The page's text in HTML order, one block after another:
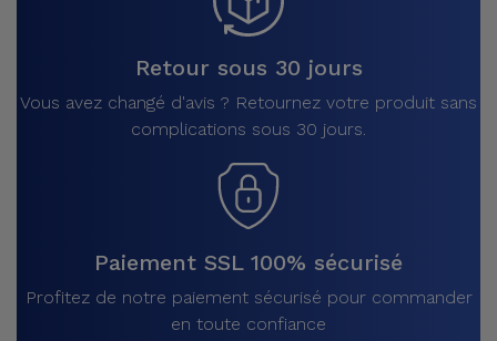
Retour sous 30 jours
Vous avez changé d'avis ? Retournez votre produit sans
complications sous 30 jours.
Paiement SSL 100% sécurisé
Profitez de notre paiement sécurisé pour commander
en toute confiance